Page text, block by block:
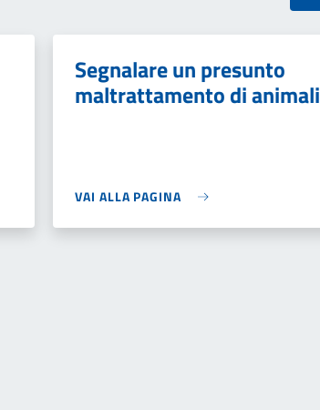
Segnalare un presunto
maltrattamento di animali
VAI ALLA PAGINA